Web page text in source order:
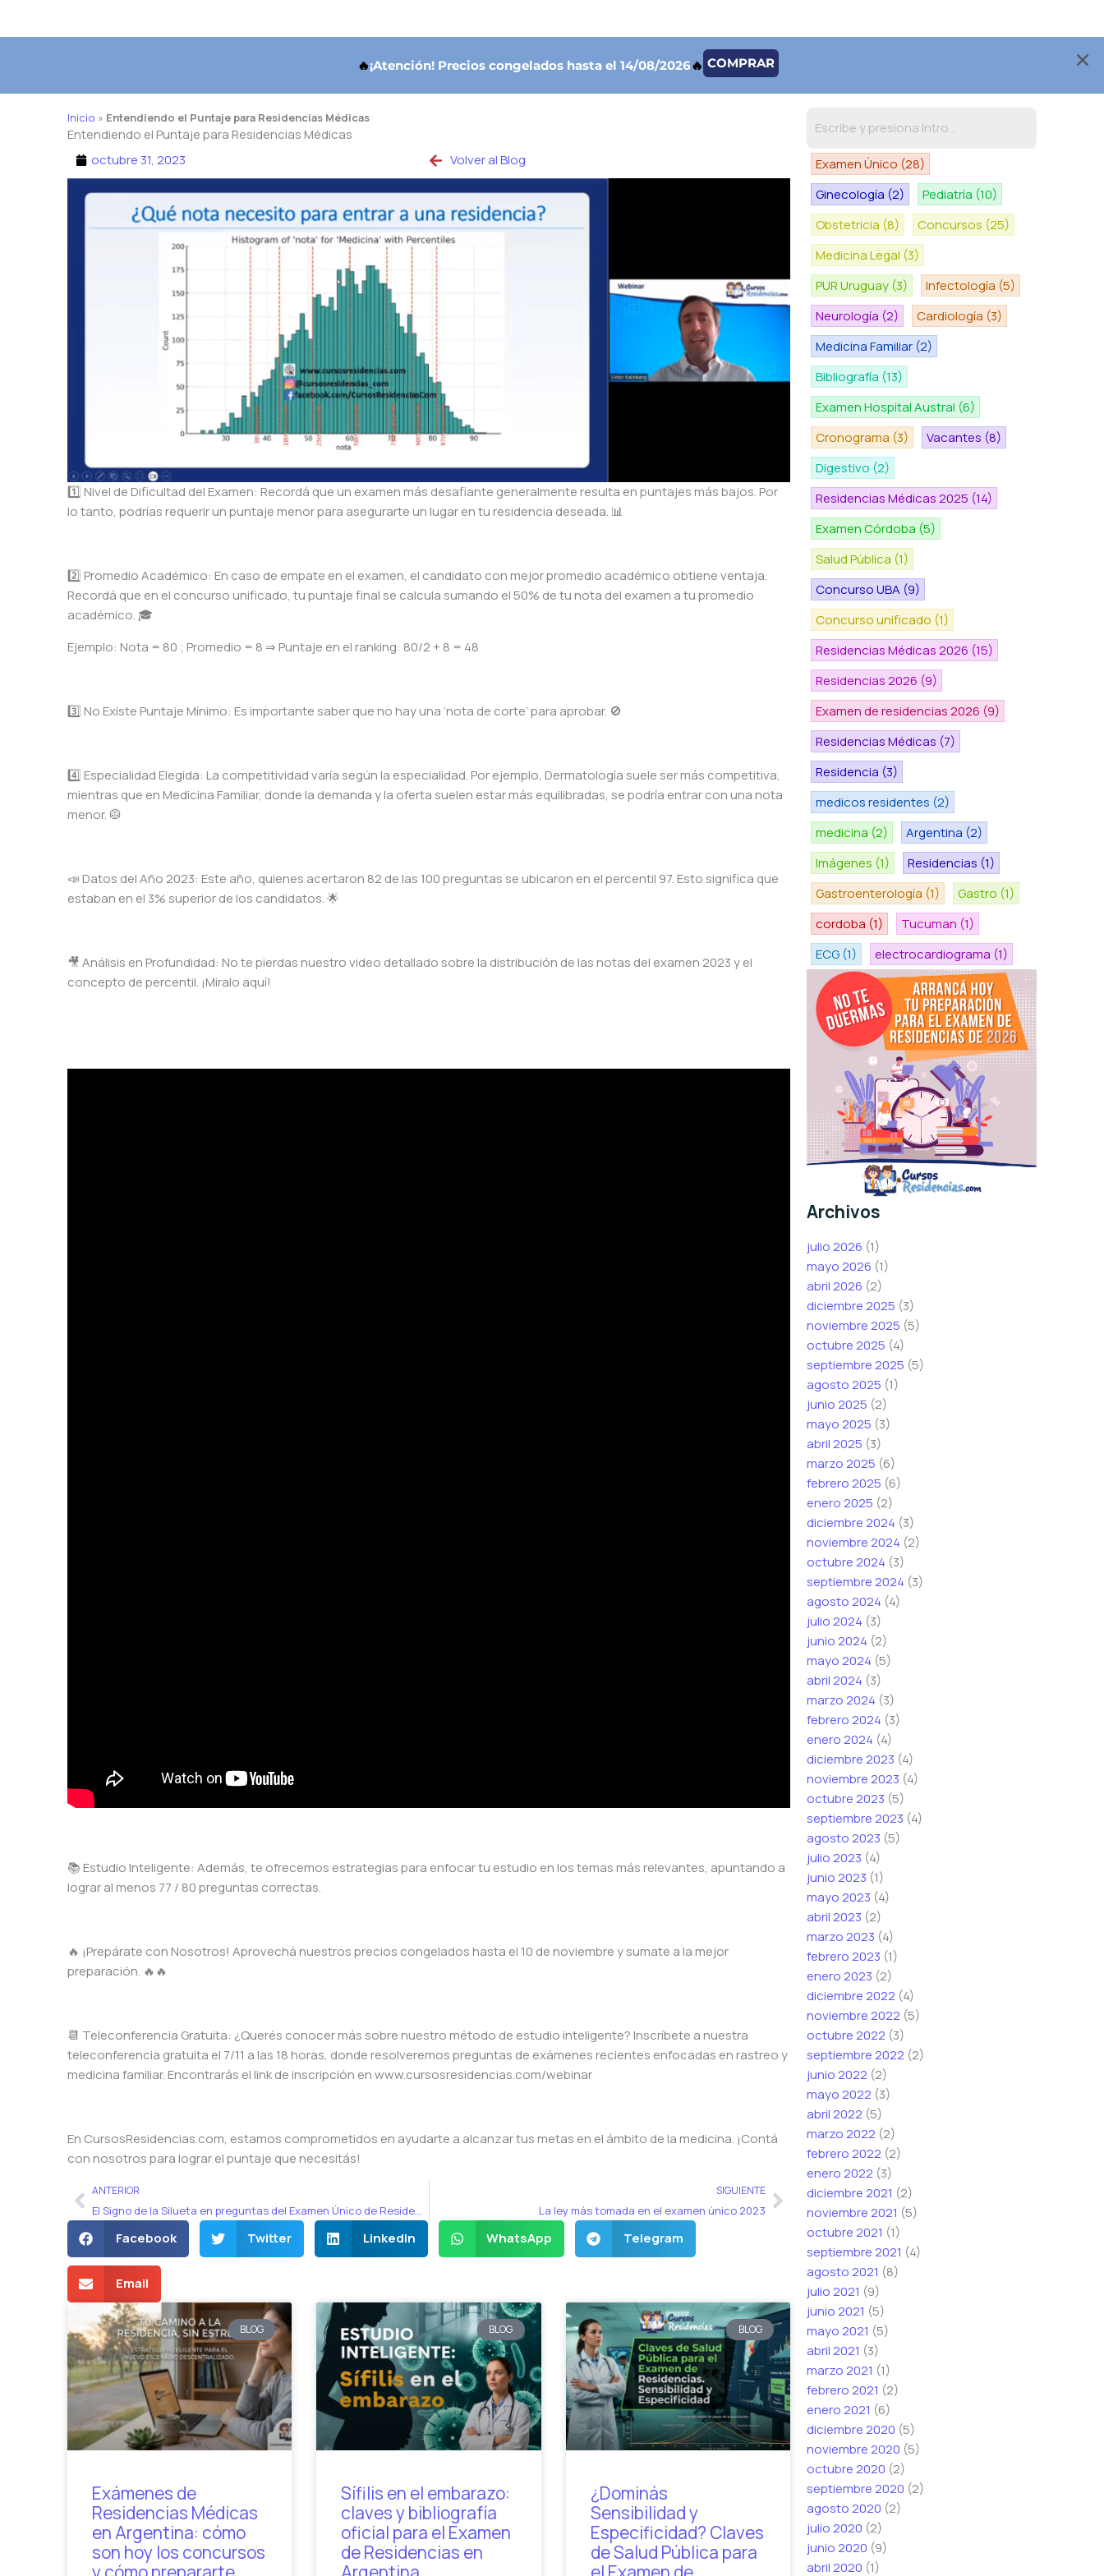
🔥¡Atención! Precios congelados hasta el 14/08/2026🔥 COMPRAR
Inicio » Entendiendo el Puntaje para Residencias Médicas
Entendiendo el Puntaje para Residencias Médicas
octubre 31, 2023
Volver al Blog
1️⃣ Nivel de Dificultad del Examen: Recordá que un examen más desafiante generalmente resulta en puntajes más bajos. Por
lo tanto, podrías requerir un puntaje menor para asegurarte un lugar en tu residencia deseada. 📊
2️⃣ Promedio Académico: En caso de empate en el examen, el candidato con mejor promedio académico obtiene ventaja.
Recordá que en el concurso unificado, tu puntaje final se calcula sumando el 50% de tu nota del examen a tu promedio
académico. 🎓
Ejemplo: Nota = 80 ; Promedio = 8 ⇒ Puntaje en el ranking: 80/2 + 8 = 48
3️⃣ No Existe Puntaje Mínimo: Es importante saber que no hay una ‘nota de corte’ para aprobar. 🚫
4️⃣ Especialidad Elegida: La competitividad varía según la especialidad. Por ejemplo, Dermatología suele ser más competitiva,
mientras que en Medicina Familiar, donde la demanda y la oferta suelen estar más equilibradas, se podría entrar con una nota
menor. 🥼
📣 Datos del Año 2023: Este año, quienes acertaron 82 de las 100 preguntas se ubicaron en el percentil 97. Esto significa que
estaban en el 3% superior de los candidatos. 🌟
🎥 Análisis en Profundidad: No te pierdas nuestro video detallado sobre la distribución de las notas del examen 2023 y el
concepto de percentil. ¡Miralo aquí!
📚 Estudio Inteligente: Además, te ofrecemos estrategias para enfocar tu estudio en los temas más relevantes, apuntando a
lograr al menos 77 / 80 preguntas correctas.
🔥 ¡Prepárate con Nosotros! Aprovechá nuestros precios congelados hasta el 10 de noviembre y sumate a la mejor
preparación. 🔥🔥
📆 Teleconferencia Gratuita: ¿Querés conocer más sobre nuestro método de estudio inteligente? Inscríbete a nuestra
teleconferencia gratuita el 7/11 a las 18 horas, donde resolveremos preguntas de exámenes recientes enfocadas en rastreo y
medicina familiar. Encontrarás el link de inscripción en www.cursosresidencias.com/webinar
En CursosResidencias.com, estamos comprometidos en ayudarte a alcanzar tus metas en el ámbito de la medicina. ¡Contá
con nosotros para lograr el puntaje que necesitás!
AntANTERIOR SIGUIENTE
La ley más tomada en el examen único 2023
Siguiente
Facebook Twitter LinkedIn WhatsApp Telegram
Email
BLOG
Exámenes de
Residencias Médicas
en Argentina: cómo
son hoy los concursos
BLOG
Sífilis en el embarazo:
claves y bibliografía
oficial para el Examen
de Residencias en
BLOG
¿Dominás
Sensibilidad y
Especificidad? Claves
de Salud Pública para
Examen Único (28)
Ginecología (2) Pediatría (10)
Obstetricia (8) Concursos (25)
Medicina Legal (3)
PUR Uruguay (3) Infectología (5)
Neurología (2) Cardiología (3)
Medicina Familiar (2)
Bibliografía (13)
Examen Hospital Austral (6)
Cronograma (3) Vacantes (8)
Digestivo (2)
Residencias Médicas 2025 (14)
Examen Córdoba (5)
Salud Pública (1)
Concurso UBA (9)
Concurso unificado (1)
Residencias Médicas 2026 (15)
Residencias 2026 (9)
Examen de residencias 2026 (9)
Residencias Médicas (7)
Residencia (3)
medicos residentes (2)
medicina (2) Argentina (2)
Imágenes (1) Residencias (1)
Gastroenterología (1) Gastro (1)
cordoba (1) Tucuman (1)
ECG (1) electrocardiograma (1)
Archivos
julio 2026 (1)
mayo 2026 (1)
abril 2026 (2)
diciembre 2025 (3)
noviembre 2025 (5)
octubre 2025 (4)
septiembre 2025 (5)
agosto 2025 (1)
junio 2025 (2)
mayo 2025 (3)
abril 2025 (3)
marzo 2025 (6)
febrero 2025 (6)
enero 2025 (2)
diciembre 2024 (3)
noviembre 2024 (2)
octubre 2024 (3)
septiembre 2024 (3)
agosto 2024 (4)
julio 2024 (3)
junio 2024 (2)
mayo 2024 (5)
abril 2024 (3)
marzo 2024 (3)
febrero 2024 (3)
enero 2024 (4)
diciembre 2023 (4)
noviembre 2023 (4)
octubre 2023 (5)
septiembre 2023 (4)
agosto 2023 (5)
julio 2023 (4)
junio 2023 (1)
mayo 2023 (4)
abril 2023 (2)
marzo 2023 (4)
febrero 2023 (1)
enero 2023 (2)
diciembre 2022 (4)
noviembre 2022 (5)
octubre 2022 (3)
septiembre 2022 (2)
junio 2022 (2)
mayo 2022 (3)
abril 2022 (5)
marzo 2022 (2)
febrero 2022 (2)
enero 2022 (3)
diciembre 2021 (2)
noviembre 2021 (5)
octubre 2021 (1)
septiembre 2021 (4)
agosto 2021 (8)
julio 2021 (9)
junio 2021 (5)
mayo 2021 (5)
abril 2021 (3)
marzo 2021 (1)
febrero 2021 (2)
enero 2021 (6)
diciembre 2020 (5)
noviembre 2020 (5)
octubre 2020 (2)
septiembre 2020 (2)
agosto 2020 (2)
julio 2020 (2)
junio 2020 (9)
abril 2020 (1)